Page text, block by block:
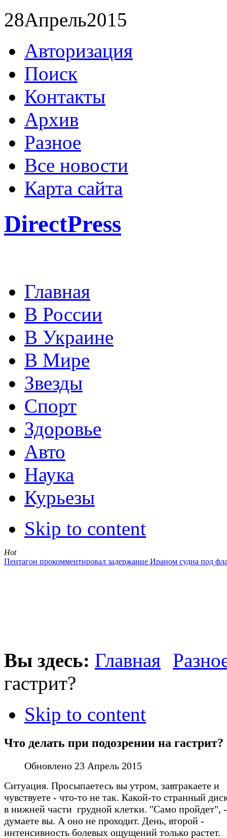
28Апрель2015
Авторизация
Поиск
Контакты
Архив
Разное
Все новости
Карта сайта
DirectPress
Главная
В России
В Украине
В Мире
Звезды
Спорт
Здоровье
Авто
Наука
Курьезы
Skip to content
Hot
Пентагон прокомментировал задержание Ираном судна под
Вы здесь: Главная
гастрит?
Skip to content
Что делать при подозрении на гастрит?
Обновлено 23 Апрель 2015
Ситуация. Просыпаетесь вы утром, завтракаете и
чувствуете - что-то не так. Какой-то странный
в нижней части грудной клетки. "Само пройдет", -
думаете вы. А оно не проходит. День, второй -
интенсивность болевых ощущений только растет.